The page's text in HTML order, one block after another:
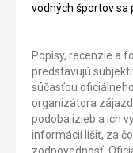
vodných športov sa
Popisy, recenzie a
predstavujú
súčasťou
organizátora
podoba izieb a ich
informácií líšiť, za